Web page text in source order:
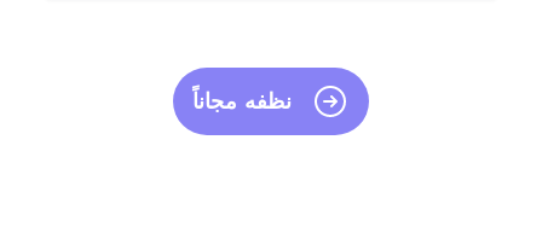
نظفه مجاناً